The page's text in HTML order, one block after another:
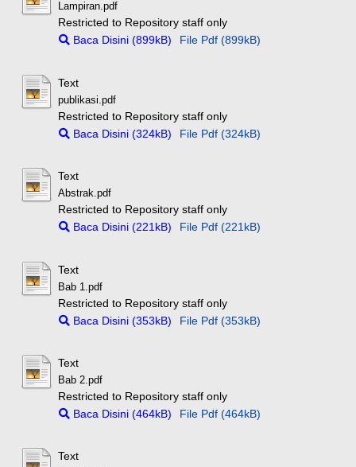
Lampiran.pdf
Restricted to Repository staff only
Baca Disini (899kB)
File Pdf (899kB)
Text
publikasi.pdf
Restricted to Repository staff only
Baca Disini (324kB)
File Pdf (324kB)
Text
Abstrak.pdf
Restricted to Repository staff only
Baca Disini (221kB)
File Pdf (221kB)
Text
Bab 1.pdf
Restricted to Repository staff only
Baca Disini (353kB)
File Pdf (353kB)
Text
Bab 2.pdf
Restricted to Repository staff only
Baca Disini (464kB)
File Pdf (464kB)
Text